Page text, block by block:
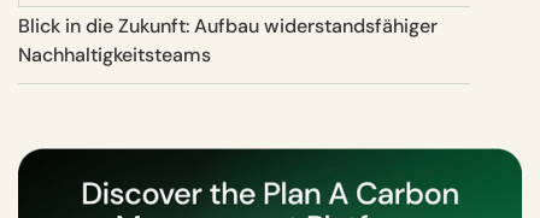
Blick in die Zukunft: Aufbau widerstandsfähiger
Nachhaltigkeitsteams